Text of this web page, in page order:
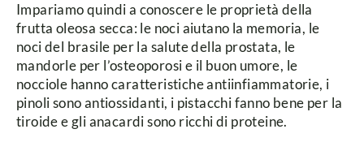
Impariamo quindi a conoscere le proprietà della
frutta oleosa secca: le noci aiutano la memoria, le
noci del brasile per la salute della prostata, le
mandorle per l’osteoporosi e il buon umore, le
nocciole hanno caratteristiche antiinfiammatorie, i
pinoli sono antiossidanti, i pistacchi fanno bene per la
tiroide e gli anacardi sono ricchi di proteine.